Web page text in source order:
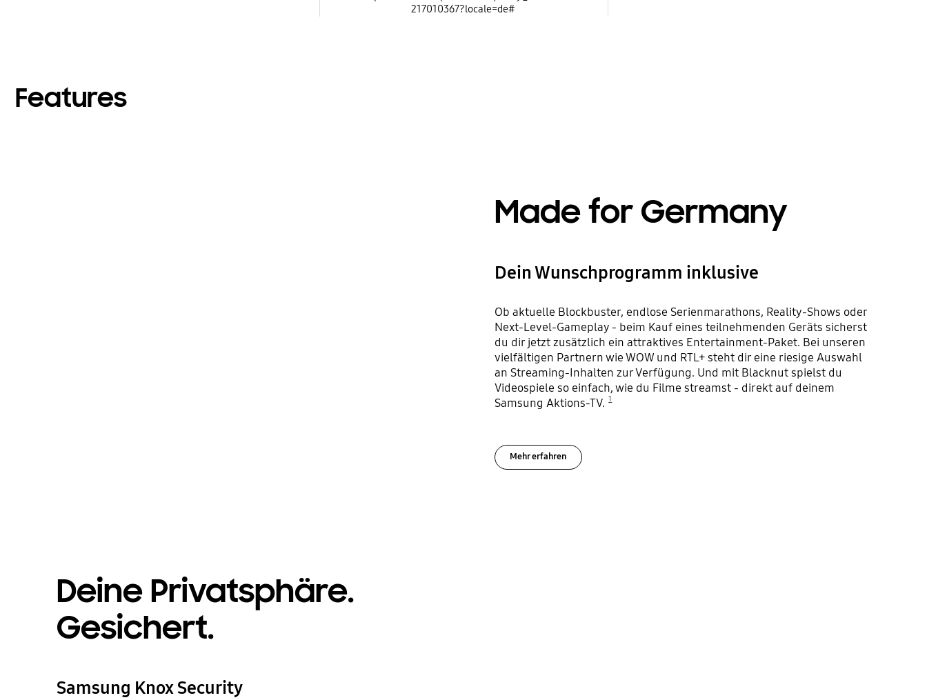
217010367?locale=de#
Features
Made for Germany
Dein Wunschprogramm inklusive
Ob aktuelle Blockbuster, endlose Serienmarathons, Reality-Shows oder
Next-Level-Gameplay - beim Kauf eines teilnehmenden Geräts sicherst
du dir jetzt zusätzlich ein attraktives Entertainment-Paket. Bei unseren
vielfältigen Partnern wie WOW und RTL+ steht dir eine riesige Auswahl
an Streaming-Inhalten zur Verfügung. Und mit Blacknut spielst du
Videospiele so einfach, wie du Filme streamst - direkt auf deinem
Samsung Aktions-TV. 1
Mehr erfahren
Deine Privatsphäre.
Gesichert.
Samsung Knox Security